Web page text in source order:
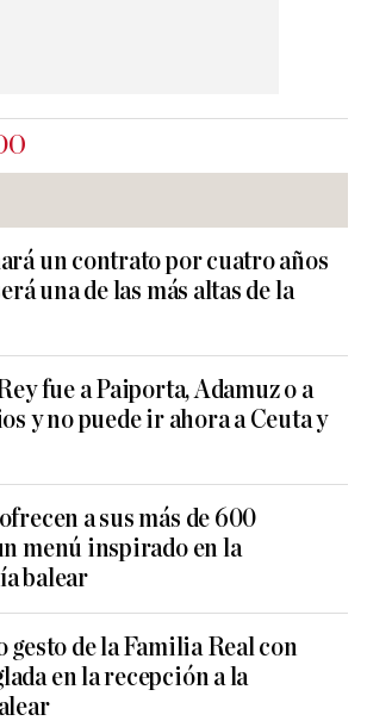
un contrato por cuatro años
una de las más altas de la
fue a Paiporta, Adamuz o a
y no puede ir ahora a Ceuta y
a sus más de 600
menú inspirado en la
balear
gesto de la Familia Real con
en la recepción a la